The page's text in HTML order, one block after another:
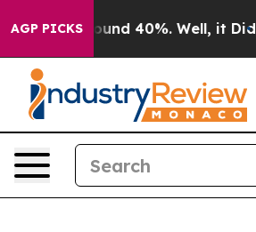
AGP PICKS
Floor Around 40%. Well, it Didn’t